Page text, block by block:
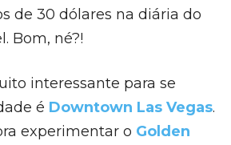
de 30 dólares na diária do
Bom, né?!
interessante para se
é Downtown Las Vegas.
experimentar o Golden